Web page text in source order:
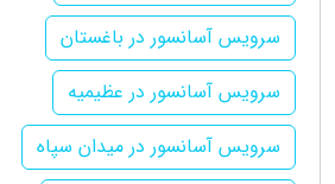
سرویس آسانسور در باغستان
سرویس آسانسور در عظیمیه
سرویس آسانسور در میدان سپاه